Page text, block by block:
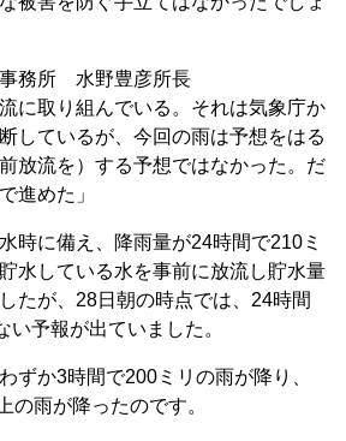
事務所 水野豊彦所長
に取り組んでいる。それは気象庁か
しているが、今回の雨は予想をはる
放流を）する予想ではなかった。だ
進めた」
時に備え、降雨量が24時間で210ミ
水している水を事前に放流し貯水量
たが、28日朝の時点では、24時間
い予報が出ていました。
ずか3時間で200ミリの雨が降り、
の雨が降ったのです。